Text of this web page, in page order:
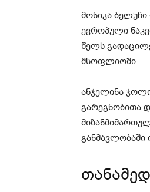
მონიკა
ევროპული
წელს
მსოფლიოში.
ანჯელინა
გარეგნობითა
განმავლობაში